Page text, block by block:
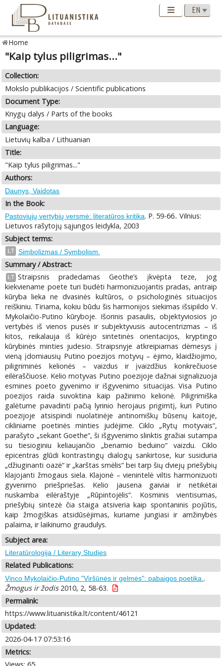
Home
"Kaip tylus piligrimas..."
Collection:
Mokslo publikacijos / Scientific publications
Document Type:
Knygų dalys / Parts of the books
Language:
Lietuvių kalba / Lithuanian
Title:
"Kaip tylus piligrimas..."
Authors:
Daunys, Vaidotas
In the Book:
Pastoviųjų vertybių versmė: literatūros kritika. P. 59-66.. Vilnius:
Lietuvos rašytojų sąjungos leidykla, 2003
Subject terms:
LT Simbolizmas / Symbolism.
Summary / Abstract:
LT Straipsnis pradedamas Geothe’s įkvėpta teze, jog
kiekviename poete turi budėti harmonizuojantis pradas, antraip
kūryba lieka ne dvasinės kultūros, o psichologinės situacijos
reiškiniu. Tiriama, kokiu būdu šis harmonijos siekimas išsipildo V.
Mykolaičio-Putino kūryboje. Išorinis pasaulis, objektyviosios jo
vertybės iš vienos pusės ir subjektyvusis autocentrizmas – iš
kitos, reikalauja iš kūrėjo sintetinės orientacijos, kryptingo
kūrybinės minties judesio. Straipsnyje atkreipiamas dėmesys į
vieną įdomiausių Putino poezijos motyvų – ėjimo, klaidžiojimo,
piligriminės kelionės – vaizdus ir įvaizdžius konkrečiuose
eilėraščiuose. Kelio motyvas Putino poezijoje dažnai signalizuoja
esmines poeto gyvenimo ir išgyvenimo situacijas. Visa Putino
poezijos raida suvoktina kaip pažinimo kelionė. Piligrimiška
galėtume pavadinti pačią lyrinio herojaus prigimtį, kuri Putino
poezijoje atsispindi nuolatinėje antinomiškų būsenų kaitoje,
cikliniame poetinės minties judėjime. Ciklo „Rytų motyvais“,
parašyto „sekant Goethe“, ši išgyvenimo slinktis gražiai sutampa
su tiesioginiu keliaujančio „benamio beduino“ vaizdu. Ciklo
epicentras glūdi kontrastingų dialogų sankirtose, kur susiduria
„džiuginanti oazė“ ir „karštas smėlis“ bei tarp šių dviejų priešybių
klajojanti žmogaus siela. Klajonė – vienintelė viltis harmonizuoti
gyvenimo priešpriešas. Kelio jausena gaiviai ir netikėtai
nuskamba eilėraštyje „Rūpintojėlis“. Kosminis vientisumas,
priešybių sintezė čia staiga atsiveria kaip spontaninis pojūtis,
kaip žmogiškas atsidūsėjimas, kuriame jungiasi ir amžinybės
palaima, ir laikinumo graudulys.
Subject area:
Literatūrologija / Literary Studies
Related Publications:
Vinco Mykolaičio-Putino "Viršūnės ir gelmės": pabaigos poetika. .
Žmogus ir žodis2010, 2, 58-63.
Permalink:
https://www.lituanistika.lt/content/46121
Updated:
2026-04-17 07:53:16
Metrics: